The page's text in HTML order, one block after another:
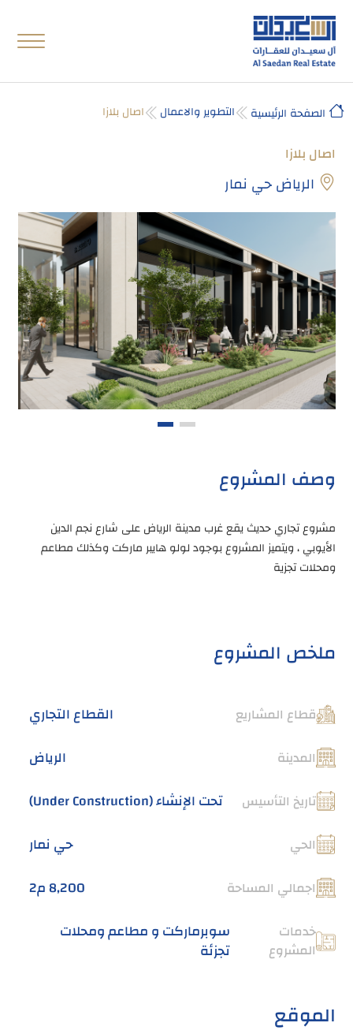
الصفحة الرئيسية التطوير والاعمال اصال بلازا
اصال بلازا
الرياض حي نمار
وصف المشروع
مشروع تجاري حديث يقع غرب مدينة الرياض على شارع نجم الدين
الأيوبي ، ويتميز المشروع بوجود لولو هايبر ماركت وكذلك مطاعم
ومحلات تجزية
ملخص المشروع
قطاع المشاريع القطاع التجاري
المدينة الرياض
تاريخ التأسيس تحت الإنشاء (Under Construction)
الحي حي نمار
اجمالي المساحة 8,200 م2
خدمات
المشروع
سوبرماركت و مطاعم ومحلات
تجزئة
الموقع